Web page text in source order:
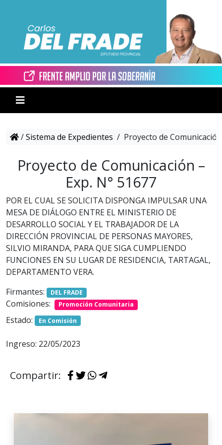
/Sistema de Expedientes / Proyecto de
Proyecto de Comunicación –
Exp. N° 51677
POR EL CUAL SE SOLICITA DISPONGA IMPULSAR UNA
MESA DE DIÁLOGO ENTRE EL MINISTERIO DE
DESARROLLO SOCIAL Y EL TRABAJADOR DE LA
DIRECCIÓN PROVINCIAL DE PERSONAS MAYORES,
SILVIO MIRANDA, PARA QUE SIGA CUMPLIENDO
FUNCIONES EN SU LUGAR DE RESIDENCIA, TARTAGAL,
DEPARTAMENTO VERA.
Firmantes:
DEL FRADE
Comisiones: Promoción Comunitaria
Estado: En Comisión
Ingreso: 22/05/2023
Compartir: